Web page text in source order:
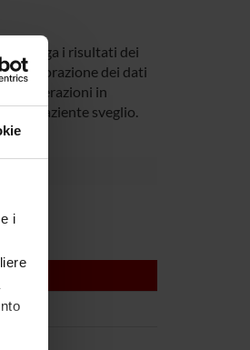
i
raccolga i risultati dei
dei dati
di alterazioni in
paziente sveglio.